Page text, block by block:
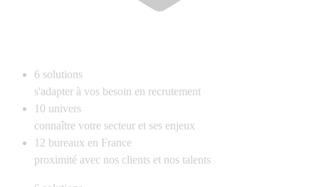
6 solutions
s'adapter à vos besoin en recrutement
10 univers
connaître votre secteur et ses enjeux
12 bureaux en France
proximité avec nos clients et nos talents